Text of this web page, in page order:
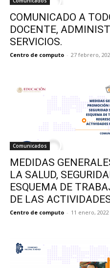
COMUNICADO A
DOCENTE,
SERVICIOS.
Centro de computo - 27 febrero,
Comunicados
MEDIDAS
LA SALUD,
ESQUEMA DE
DE LAS
Centro de computo - 11 enero, 2022